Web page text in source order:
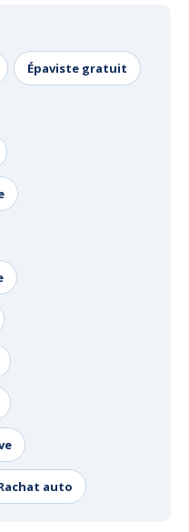
Épaviste gratuit
auto